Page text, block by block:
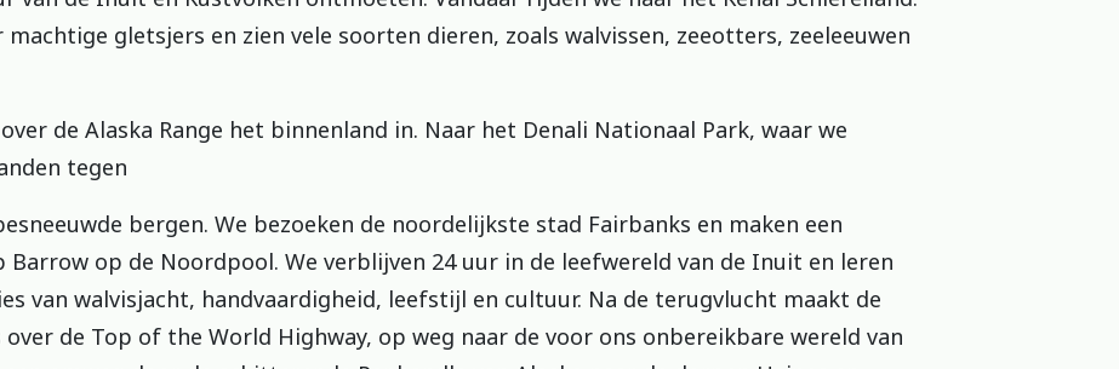
gletsjers en zien vele soorten dieren, zoals walvissen, zeeotters, zeeleeuwen
de Alaska Range het binnenland in. Naar het Denali Nationaal Park, waar we
tegen
bergen. We bezoeken de noordelijkste stad Fairbanks en maken een
op de Noordpool. We verblijven 24 uur in de leefwereld van de Inuit en leren
van walvisjacht, handvaardigheid, leefstijl en cultuur. Na de terugvlucht maakt de
de Top of the World Highway, op weg naar de voor ons onbereikbare wereld van